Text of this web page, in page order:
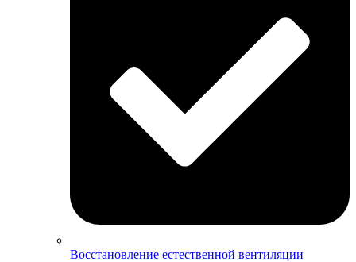
Восстановление естественной вентиляции